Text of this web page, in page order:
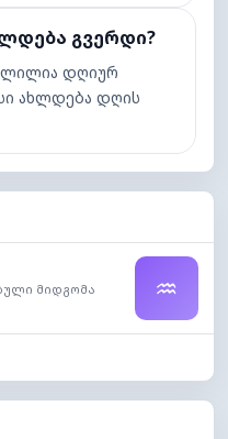
გვერდი?
დღიურ
ახლდება დღის
მიდგომა
♒